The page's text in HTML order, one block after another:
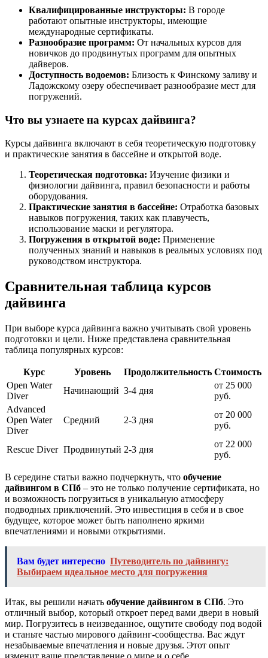
Квалифицированные инструкторы: В городе
работают опытные инструкторы, имеющие
международные сертификаты.
Разнообразие программ: От начальных курсов для
новичков до продвинутых программ для опытных
дайверов.
Доступность водоемов: Близость к Финскому заливу и
Ладожскому озеру обеспечивает разнообразие мест для
погружений.
Что вы узнаете на курсах дайвинга?
Курсы дайвинга включают в себя теоретическую подготовку
и практические занятия в бассейне и открытой воде.
Теоретическая подготовка: Изучение физики и
физиологии дайвинга, правил безопасности и работы
оборудования.
Практические занятия в бассейне: Отработка базовых
навыков погружения, таких как плавучесть,
использование маски и регулятора.
Погружения в открытой воде: Применение
полученных знаний и навыков в реальных условиях под
руководством инструктора.
Сравнительная таблица курсов
дайвинга
При выборе курса дайвинга важно учитывать свой уровень
подготовки и цели. Ниже представлена сравнительная
таблица популярных курсов:
Курс Уровень Продолжительность Стоимость
Open Water
Diver
Начинающий 3-4 дня
от 25 000
руб.
Advanced
Open Water
Diver
Средний 2-3 дня
от 20 000
руб.
Rescue Diver Продвинутый 2-3 дня
от 22 000
руб.
В середине статьи важно подчеркнуть, что обучение
дайвингом в СПб – это не только получение сертификата, но
и возможность погрузиться в уникальную атмосферу
подводных приключений. Это инвестиция в себя и в свое
будущее, которое может быть наполнено яркими
впечатлениями и новыми открытиями.
Вам будет интересно Путеводитель по дайвингу:
Выбираем идеальное место для погружения
Итак, вы решили начать обучение дайвингом в СПб. Это
отличный выбор, который откроет перед вами двери в новый
мир. Погрузитесь в неизведанное, ощутите свободу под водой
и станьте частью мирового дайвинг-сообщества. Вас ждут
незабываемые впечатления и новые друзья. Этот опыт
изменит ваше представление о мире и о себе.